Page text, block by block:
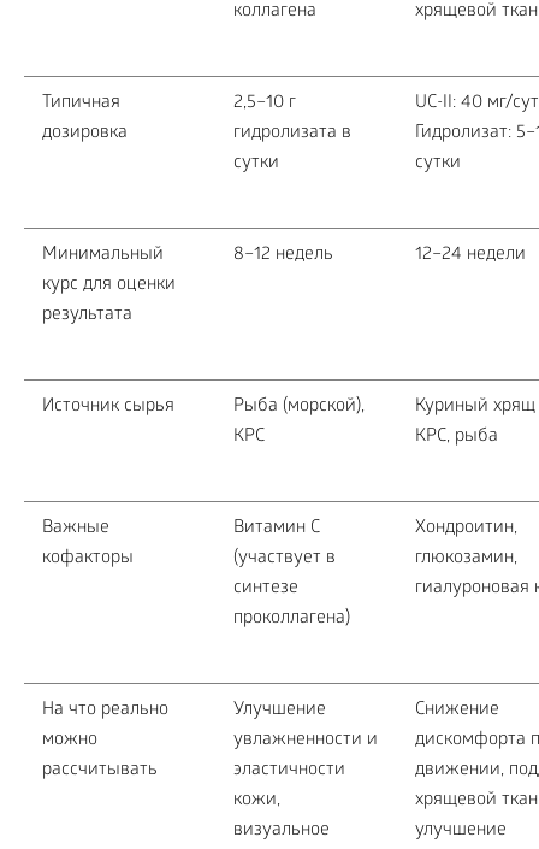
коллагена
хрящевой
Типичная
дозировка
2,5–10 г
гидролизата в
сутки
UC-II: 40 мг/
Гидролизат:
сутки
Минимальный
курс для оценки
результата
8–12 недель 12–24 недели
Источник сырья
Рыба (морской),
КРС
Куриный хрящ
КРС, рыба
Важные
кофакторы
Витамин C
(участвует в
синтезе
проколлагена)
Хондроитин,
глюкозамин,
гиалуроновая
На что реально
можно
рассчитывать
Улучшение
увлажненности и
эластичности
кожи,
визуальное
Снижение
дискомфорта
движении,
хрящевой
улучшение